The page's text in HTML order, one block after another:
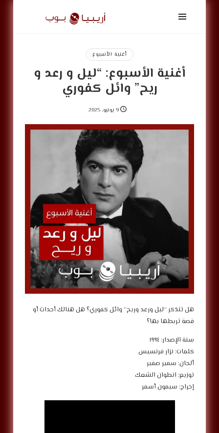
أريبيا
بوب
ArabiaPopأغنية الأسبوع
أغنية الأسبوع: “ليل و رعد و
ريح” وائل كفوري
9 يونيو, 2025
هل تتذكر “ليل ورعد وريح” وائل كفوري؟ هل هنالك أحداث أو
قصة تربطها بها؟
سنة الإصدار: ١٩٩٤
كلمات: نزار فرنسيس
ألحان: سمير صفير
توزيع: انطوان الشعك
إخراج: سيمون أسمر